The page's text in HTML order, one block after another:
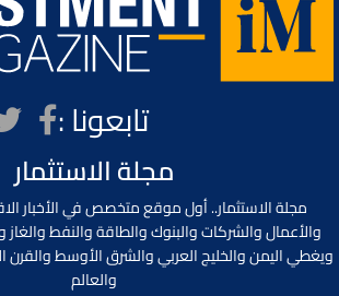
تابعونا :
مجلة الاستثمار
مجلة الاستثمار.. أول موقع متخصص في الأخبار
والأعمال والشركات والبنوك والطاقة والنفط والغاز
ويغطي اليمن والخليج العربي والشرق الأوسط والقرن
والعالم